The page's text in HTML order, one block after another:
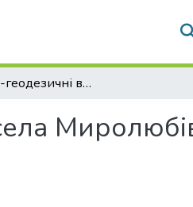
Інженерно-геодезичні вишукування території села Миролюбівка Лозівського району Харківської області